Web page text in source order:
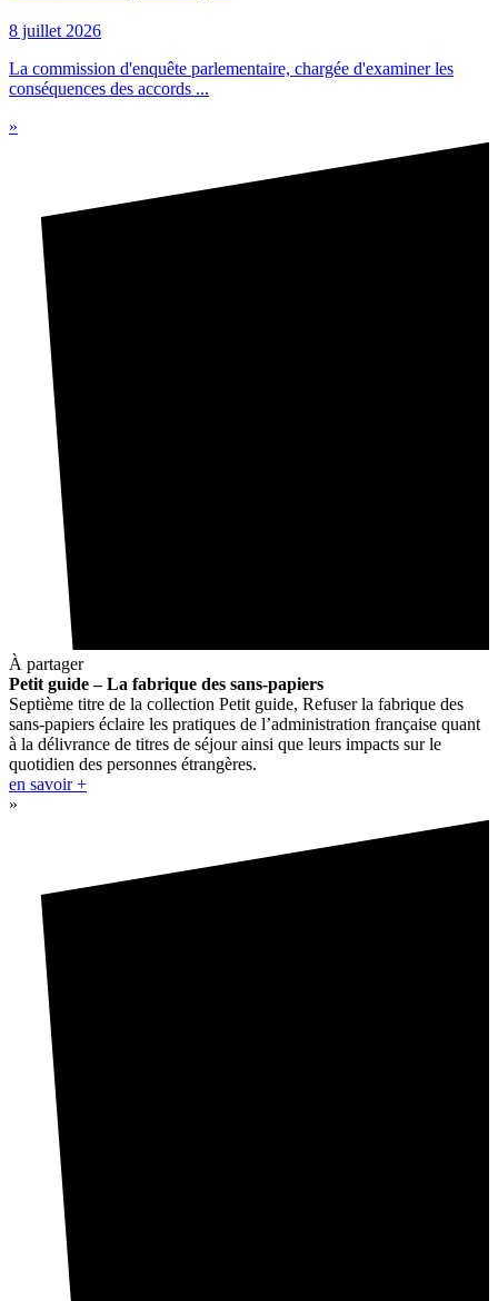
8 juillet 2026
La commission d'enquête parlementaire, chargée d'examiner les
conséquences des accords ...
»
À partager
Petit guide – La fabrique des sans-papiers
Septième titre de la collection Petit guide, Refuser la fabrique des
sans-papiers éclaire les pratiques de l’administration française quant
à la délivrance de titres de séjour ainsi que leurs impacts sur le
quotidien des personnes étrangères.
en savoir +
»